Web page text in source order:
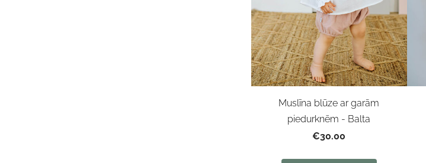
Muslīna blūze ar garām
piedurknēm - Balta
€30.00